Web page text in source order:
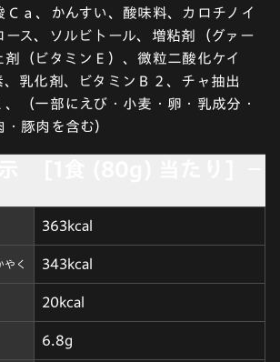
ａ、かんすい、酸味料、カロチノイ
ース、ソルビトール、増粘剤（グァー
剤（ビタミンＥ）、微粒二酸化ケイ
乳化剤、ビタミンＢ２、チャ抽出
（一部にえび・小麦・卵・乳成分・
豚肉を含む）
363kcal
やく 343kcal
20kcal
6.8g